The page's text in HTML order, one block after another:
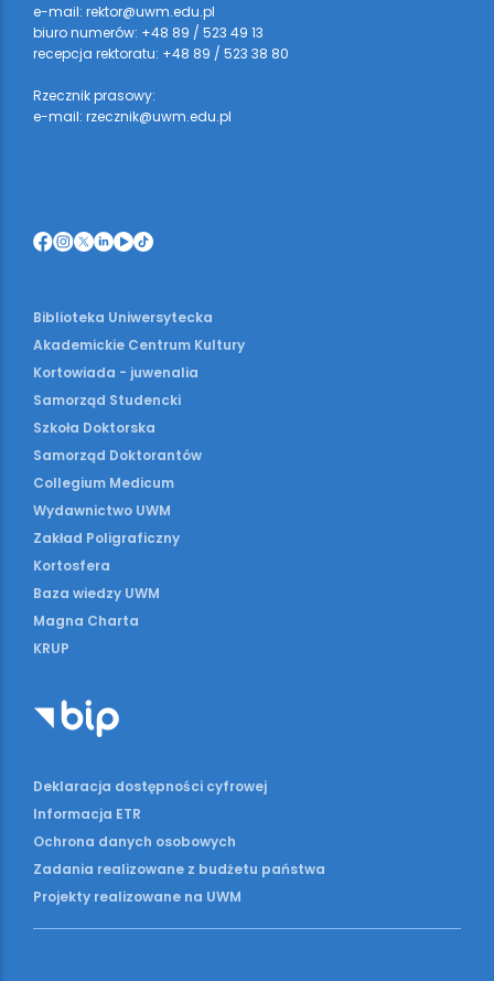
e-mail: rektor@uwm.edu.pl
biuro numerów: +48 89 / 523 49 13
recepcja rektoratu: +48 89 / 523 38 80
Rzecznik prasowy:
e-mail: rzecznik@uwm.edu.pl
Biblioteka Uniwersytecka
Akademickie Centrum Kultury
Kortowiada - juwenalia
Samorząd Studencki
Szkoła Doktorska
Samorząd Doktorantów
Collegium Medicum
Wydawnictwo UWM
Zakład Poligraficzny
Kortosfera
Baza wiedzy UWM
Magna Charta
KRUP
Deklaracja dostępności cyfrowej
Informacja ETR
Ochrona danych osobowych
Zadania realizowane z budżetu państwa
Projekty realizowane na UWM